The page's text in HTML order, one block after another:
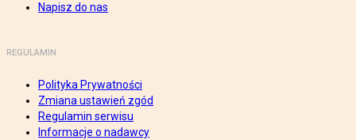
Napisz do nas
REGULAMIN
Polityka Prywatności
Zmiana ustawień zgód
Regulamin serwisu
Informacje o nadawcy